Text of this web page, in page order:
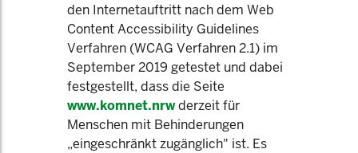
den Internetauftritt nach dem Web
Content Accessibility Guidelines
Verfahren (WCAG Verfahren 2.1) im
September 2019 getestet und dabei
festgestellt, dass die Seite
www.komnet.nrwderzeit für
Menschen mit Behinderungen
„eingeschränkt zugänglich" ist. Es